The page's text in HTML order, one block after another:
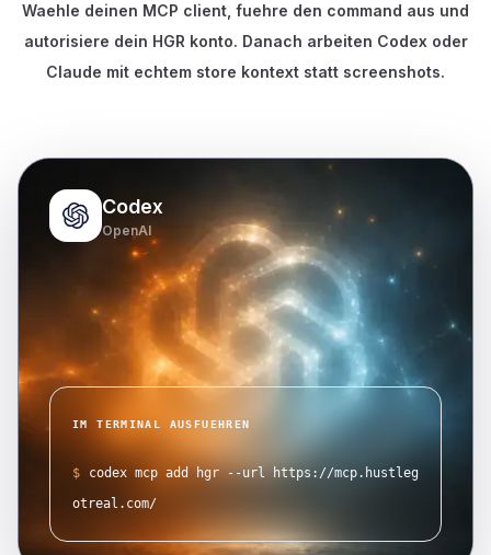
Waehle deinen MCP client, fuehre den command aus und
autorisiere dein HGR konto. Danach arbeiten Codex oder
Claude mit echtem store kontext statt screenshots.
Codex
OpenAI
IM TERMINAL AUSFUEHREN
$ codex mcp add hgr --url https://mcp.hustleg
otreal.com/